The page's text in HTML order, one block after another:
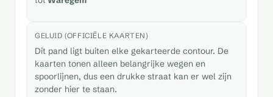
GELUID (OFFICIËLE KAARTEN)
Dit pand ligt buiten elke gekarteerde contour. De
kaarten tonen alleen belangrijke wegen en
spoorlijnen, dus een drukke straat kan er wel zijn
zonder hier te staan.